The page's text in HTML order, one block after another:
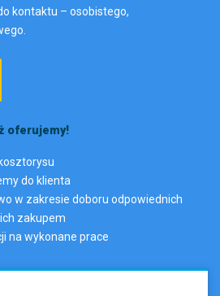
kontaktu – osobistego,
oferujemy!
do klienta
w zakresie doboru odpowiednich
zakupem
na wykonane prace